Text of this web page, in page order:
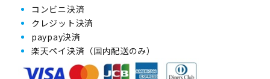
コンビニ決済
クレジット決済
paypay決済
楽天ペイ決済（国内配送のみ）